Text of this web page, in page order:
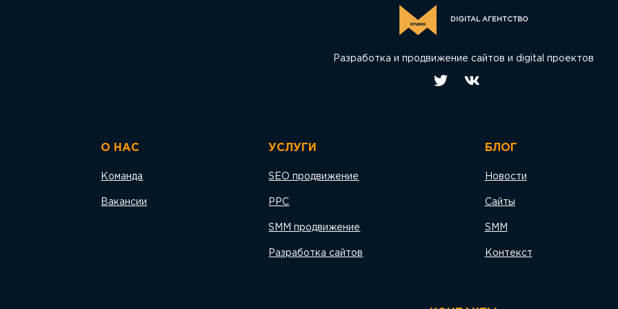
DIGITAL АГЕНТСТВО
Разработка и продвижение сайтов и digital проектов
О НАС
Команда
Вакансии
УСЛУГИ
SEO продвижение
PPC
SMM продвижение
Разработка сайтов
БЛОГ
Новости
Сайты
SMM
Контекст